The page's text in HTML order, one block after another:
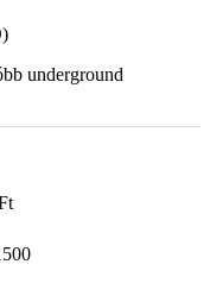
underground